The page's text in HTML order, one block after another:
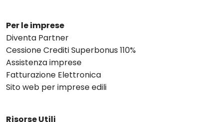
Per le imprese
Diventa Partner
Cessione Crediti Superbonus 110%
Assistenza imprese
Fatturazione Elettronica
Sito web per imprese edili
Risorse Utili